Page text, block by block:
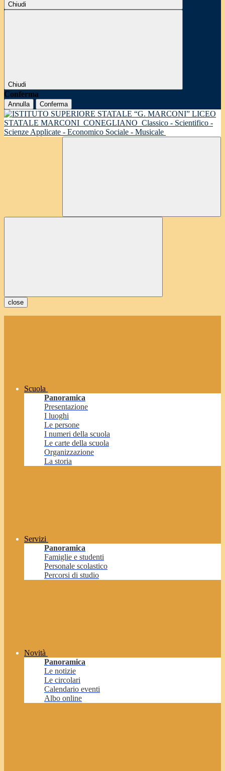
Chiudi
Chiudi
Conferma
Annulla Conferma
LICEO
STATALE MARCONI CONEGLIANO Classico - Scientifico -
Scienze Applicate - Economico Sociale - Musicale
close
Scuola
Panoramica
Presentazione
I luoghi
Le persone
I numeri della scuola
Le carte della scuola
Organizzazione
La storia
Servizi
Panoramica
Famiglie e studenti
Personale scolastico
Percorsi di studio
Novità
Panoramica
Le notizie
Le circolari
Calendario eventi
Albo online